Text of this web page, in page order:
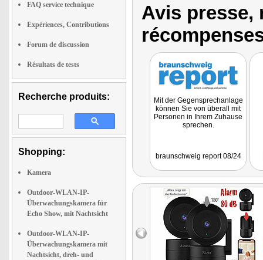
FAQ service technique
Expériences, Contributions
Forum de discussion
Résultats de tests
Recherche produits:
Shopping:
Kamera
Outdoor-WLAN-IP-
Überwachungskamera für
Echo Show, mit Nachtsicht
Outdoor-WLAN-IP-
Überwachungskamera mit
Nachtsicht, dreh- und
Avis presse,
Mit der Gegensprechanlage
können Sie von überall mit
Personen in Ihrem Zuhause
sprechen.
braunschweig report 08/24